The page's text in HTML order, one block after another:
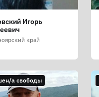
Игорь
край
а свободы